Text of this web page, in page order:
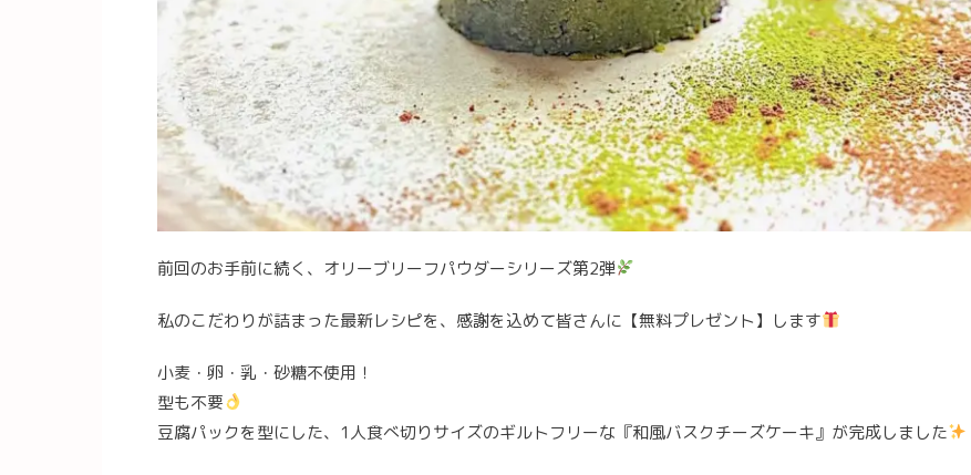
前回のお手前に続く、オリーブリーフパウダーシリーズ第2弾
私のこだわりが詰まった最新レシピを、感謝を込めて皆さんに【無料プレゼント】します
小麦・卵・乳・砂糖不使用！
型も不要
豆腐パックを型にした、1人食べ切りサイズのギルトフリーな『和風バスクチーズケーキ』が完成しました